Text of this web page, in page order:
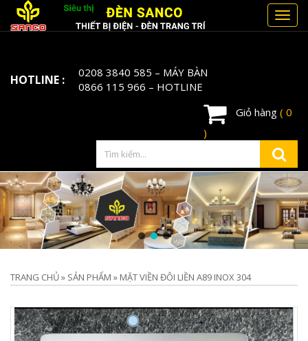
HOTLINE : 0208 3840 585 – MÁY BÀN
0866 115 966 – HOTLINE
Giỏ hàng ( 0
)
TRANG CHỦ» SẢN PHẨM » MẶT VIỀN ĐÔI LIỀN A89 INOX 304